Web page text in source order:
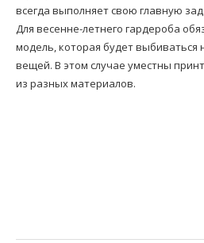
всегда выполняет свою главную
Для весенне-летнего гардероба
модель, которая будет
вещей. В этом случае уместны
из разных материалов.